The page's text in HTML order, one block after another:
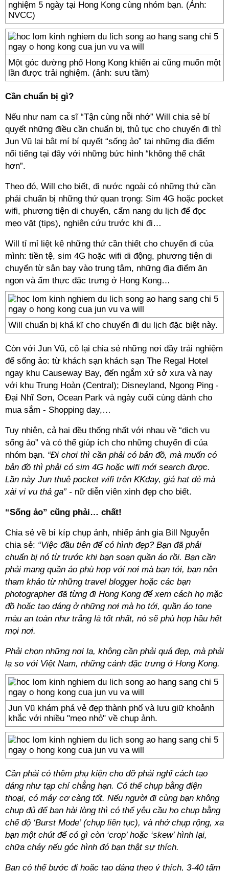
nghiệm 5 ngày tại Hong Kong cùng nhóm bạn. (Ảnh:
NVCC)
Một góc đường phố Hong Kong khiến ai cũng muốn một
lần được trải nghiệm. (ảnh: sưu tầm)
Cần chuẩn bị gì?
Nếu như nam ca sĩ “Tận cùng nỗi nhớ” Will chia sẻ bí
quyết những điều cần chuẩn bị, thủ tục cho chuyến đi thì
Jun Vũ lại bật mí bí quyết “sống ảo” tại những địa điểm
nổi tiếng tại đây với những bức hình “không thể chất
hơn”.
Theo đó, Will cho biết, đi nước ngoài có những thứ cần
phải chuẩn bị những thứ quan trọng: Sim 4G hoặc pocket
wifi, phương tiện di chuyển, cẩm nang du lịch để đọc
mẹo vặt (tips), nghiên cứu trước khi đi…
Will tỉ mỉ liệt kê những thứ cần thiết cho chuyến đi của
mình: tiền tệ, sim 4G hoặc wifi di động, phương tiện di
chuyển từ sân bay vào trung tâm, những địa điểm ăn
ngon và ẩm thực đặc trưng ở Hong Kong…
Will chuẩn bị khá kĩ cho chuyến đi du lịch đặc biệt này.
Còn với Jun Vũ, cô lại chia sẻ những nơi đầy trải nghiệm
để sống ảo: từ khách sạn khách sạn The Regal Hotel
ngay khu Causeway Bay, đến ngắm xứ sở xưa và nay
với khu Trung Hoàn (Central); Disneyland, Ngong Ping -
Đại Nhĩ Sơn, Ocean Park và ngày cuối cùng dành cho
mua sắm - Shopping day,…
Tuy nhiên, cả hai đều thống nhất với nhau về “dịch vụ
sống ảo” và có thể giúp ích cho những chuyến đi của
nhóm bạn. “Đi chơi thì cần phải có bản đồ, mà muốn có
bản đồ thì phải có sim 4G hoặc wifi mới search được.
Lần này Jun thuê pocket wifi trên KKday, giá hạt dẻ mà
xài vi vu thả ga” - nữ diễn viên xinh đẹp cho biết.
“Sống ảo” cũng phải… chất!
Chia sẻ về bí kíp chụp ảnh, nhiếp ảnh gia Bill Nguyễn
chia sẻ: “Việc đầu tiên để có hình đẹp? Bạn đã phải
chuẩn bị nó từ trước khi bạn soạn quần áo rồi. Bạn cần
phải mang quần áo phù hợp với nơi mà bạn tới, bạn nên
tham khảo từ những travel blogger hoặc các bạn
photographer đã từng đi Hong Kong để xem cách họ mặc
đồ hoặc tạo dáng ở những nơi mà họ tới, quần áo tone
màu an toàn như trắng là tốt nhất, nó sẽ phù hợp hầu hết
mọi nơi.
Phải chọn những nơi lạ, không cần phải quá đẹp, mà phải
lạ so với Việt Nam, những cảnh đặc trưng ở Hong Kong.
Jun Vũ khám phá vẻ đẹp thành phố và lưu giữ khoảnh
khắc với nhiều "mẹo nhỏ" về chụp ảnh.
Cần phải có thêm phụ kiện cho đỡ phải nghĩ cách tạo
dáng như tạp chí chẳng hạn. Có thể chụp bằng điện
thoại, có máy cơ càng tốt. Nếu người đi cùng bạn không
chụp đủ để bạn hài lòng thì có thể yêu cầu họ chụp bằng
chế độ ‘Burst Mode’ (chụp liên tục), và nhớ chụp rộng, xa
bạn một chút để có gì còn ‘crop’ hoặc ‘skew’ hình lại,
chữa cháy nếu góc hình đó bạn thật sự thích.
Bạn có thể bước đi hoặc tạo dáng theo ý thích, 3-40 tấm